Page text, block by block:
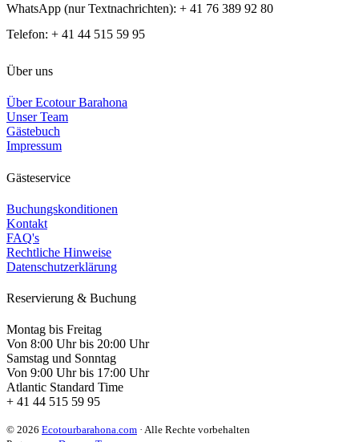
WhatsApp (nur Textnachrichten): + 41 76 389 92 80
Telefon: + 41 44 515 59 95
Über uns
Über Ecotour Barahona
Unser Team
Gästebuch
Impressum
Gästeservice
Buchungskonditionen
Kontakt
FAQ's
Rechtliche Hinweise
Datenschutzerklärung
Reservierung & Buchung
Montag bis Freitag
Von 8:00 Uhr bis 20:00 Uhr
Samstag und Sonntag
Von 9:00 Uhr bis 17:00 Uhr
Atlantic Standard Time
+ 41 44 515 59 95
© 2026 Ecotourbarahona.com · Alle Rechte vorbehalten